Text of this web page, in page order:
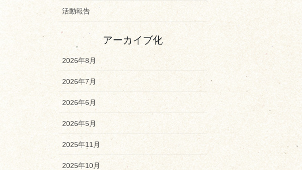
活動報告
アーカイブ化
2026年8月
2026年7月
2026年6月
2026年5月
2025年11月
2025年10月